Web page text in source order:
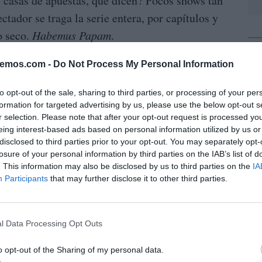
- Do Not Process My Personal Information
opt-out of the sale, sharing to third parties, or processing of your
for targeted advertising by us, please use the below opt-out
selection. Please note that after your opt-out request is processed
interest-based ads based on personal information utilized by us
to third parties prior to your opt-out. You may separately
of your personal information by third parties on the IAB’s list of
This information may also be disclosed by us to third parties on the
Participants that may further disclose it to other third parties.
Data Processing Opt Outs
opt-out of the Sharing of my personal data.
se traga la serie entera, por capítulos y
seco. Habemus Papam.
qué solos nos dejaste, boludo), todo
sido retransmitida al minuto. Nada ha
el solemne entierro filmado en todos los
imponente de laBasílica de San
hasta el clérigo inquietante salido deEl
omnes(todos fuera) con la voz grave y
bebiéndose el vino de la sacristía,
minuciosamente preparado y medido para
y ateos. Todo ello debidamente contado
del mundo católico, a los que nadie
su minuto de gloria como heraldos de la